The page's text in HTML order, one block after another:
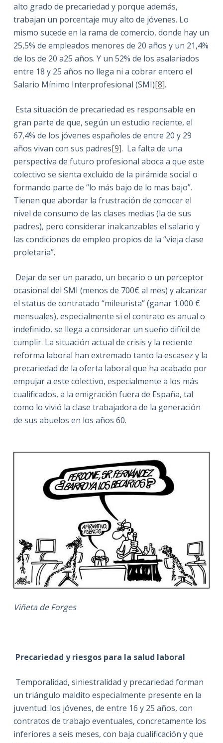
alto grado de precariedad y porque además,
trabajan un porcentaje muy alto de jóvenes. Lo
mismo sucede en la rama de comercio, donde hay un
25,5% de empleados menores de 20 años y un 21,4%
de los de 20 a25 años. Y un 52% de los asalariados
entre 18 y 25 años no llega ni a cobrar entero el
Salario Mínimo Interprofesional (SMI)[8].
Esta situación de precariedad es responsable en
gran parte de que, según un estudio reciente, el
67,4% de los jóvenes españoles de entre 20 y 29
años vivan con sus padres[9]. La falta de una
perspectiva de futuro profesional aboca a que este
colectivo se sienta excluido de la pirámide social o
formando parte de “lo más bajo de lo mas bajo”.
Tienen que abordar la frustración de conocer el
nivel de consumo de las clases medias (la de sus
padres), pero considerar inalcanzables el salario y
las condiciones de empleo propios de la “vieja clase
proletaria”.
Dejar de ser un parado, un becario o un perceptor
ocasional del SMI (menos de 700€ al mes) y alcanzar
el status de contratado “mileurista” (ganar 1.000 €
mensuales), especialmente si el contrato es anual o
indefinido, se llega a considerar un sueño difícil de
cumplir. La situación actual de crisis y la reciente
reforma laboral han extremado tanto la escasez y la
precariedad de la oferta laboral que ha acabado por
empujar a este colectivo, especialmente a los más
cualificados, a la emigración fuera de España, tal
como lo vivió la clase trabajadora de la generación
de sus abuelos en los años 60.
Viñeta de Forges
Precariedad y riesgos para la salud laboral
Temporalidad, siniestralidad y precariedad forman
un triángulo maldito especialmente presente en la
juventud: los jóvenes, de entre 16 y 25 años, con
contratos de trabajo eventuales, concretamente los
inferiores a seis meses, con baja cualificación y que